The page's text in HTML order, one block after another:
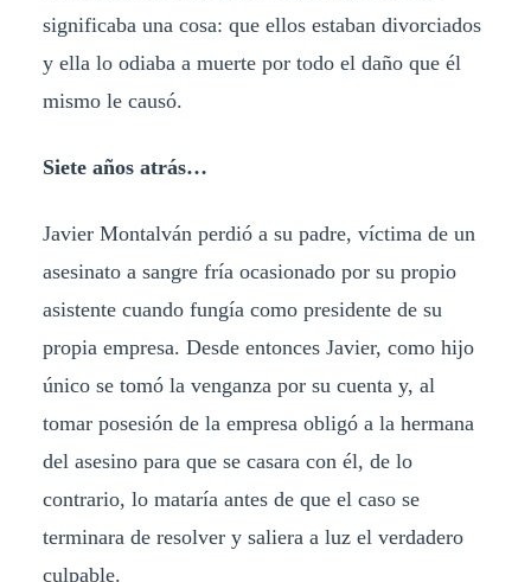
significaba una cosa: que ellos estaban divorciados
y ella lo odiaba a muerte por todo el daño que él
mismo le causó.
Siete años atrás…
Javier Montalván perdió a su padre, víctima de un
asesinato a sangre fría ocasionado por su propio
asistente cuando fungía como presidente de su
propia empresa. Desde entonces Javier, como hijo
único se tomó la venganza por su cuenta y, al
tomar posesión de la empresa obligó a la hermana
del asesino para que se casara con él, de lo
contrario, lo mataría antes de que el caso se
terminara de resolver y saliera a luz el verdadero
culpable.